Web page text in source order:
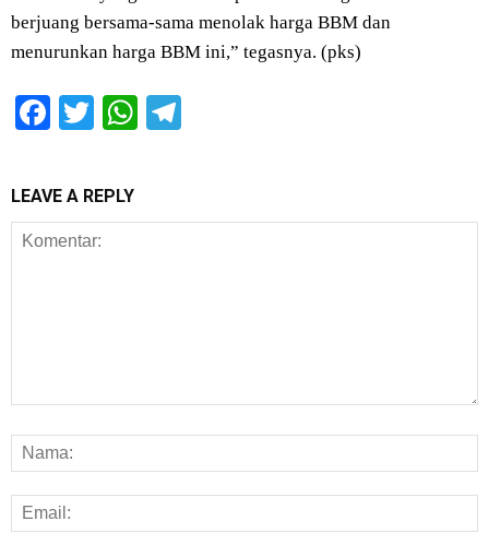
berjuang bersama-sama menolak harga BBM dan
menurunkan harga BBM ini,” tegasnya. (pks)
Facebook
TwitterWhatsApp
LEAVE A REPLY